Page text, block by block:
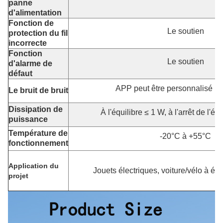
panne
d'alimentation
Fonction de
protection du fil
incorrecte
Le soutien
Fonction
d'alarme de
défaut
Le soutien
Le bruit de bruit APP peut être personnalisé
Dissipation de
puissance
À l'équilibre ≤ 1 W, à l'arrêt de
Température de
fonctionnement
-20°C à +55°C
Application du
projet
Jouets électriques, voiture/vélo à